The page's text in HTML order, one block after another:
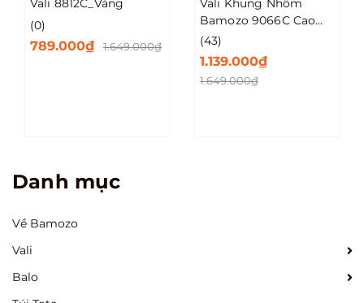
Vali 8812C_Vàng
(0)
789.000₫ 1.649.000₫
Vali Khung Nhôm
Bamozo 9066C Cao
Cấp Size 20/24/28
(43)
1.139.000₫
1.649.000₫
Danh mục
Về Bamozo
Vali
Balo